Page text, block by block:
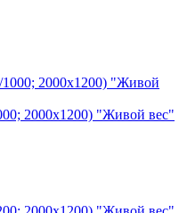
2000х1200) "Живой вес"